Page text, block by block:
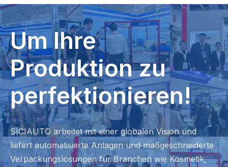
Um Ihre
Produktion zu
perfektionieren!
SICIAUTO arbeitet mit einer globalen Vision und
liefert automatisierte Anlagen und maßgeschneiderte
Verpackungslösungen für Branchen wie Kosmetik,